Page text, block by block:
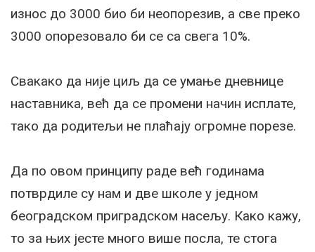
износ до 3000 био би неопорезив, а све преко
3000 опорезовало би се са свега 10%.
Свакако да није циљ да се умање дневнице
наставника, већ да се промени начин исплате,
тако да родитељи не плаћају огромне порезе.
Да по овом принципу раде већ годинама
потврдиле су нам и две школе у једном
београдском приградском насељу. Како кажу,
то за њих јесте много више посла, те стога